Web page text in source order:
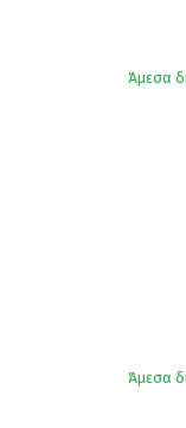
Άμεσα
Άμεσα